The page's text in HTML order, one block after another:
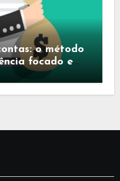
o método
focado em